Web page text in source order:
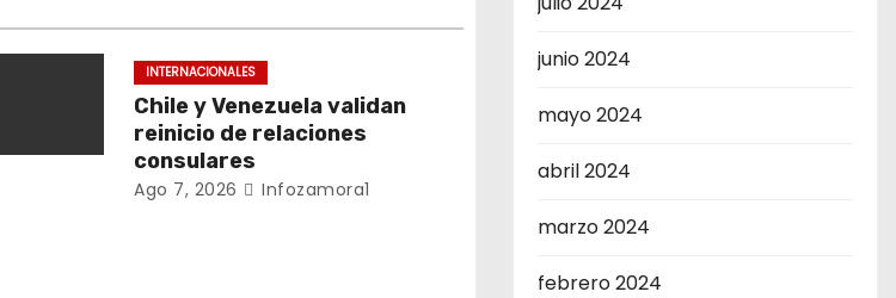
INTERNACIONALES
Chile y Venezuela validan
reinicio de relaciones
consulares
Ago 7, 2026 Infozamora1
junio 2024
mayo 2024
abril 2024
marzo 2024
febrero 2024